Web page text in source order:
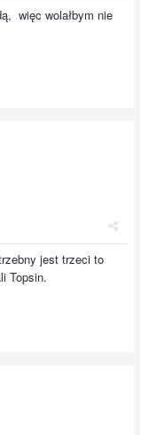
więc wolałbym nie
jest trzeci to
Topsin.